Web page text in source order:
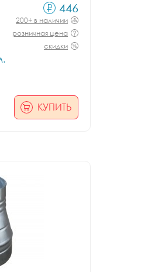
446
200+ в наличии
розничная цена
скидки
КУПИТЬ